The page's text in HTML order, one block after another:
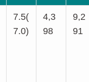
7.5(
7.0)
4,3
98
9,2
91